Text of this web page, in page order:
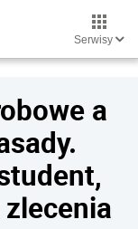
Serwisy
a